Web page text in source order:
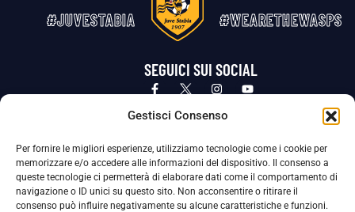
Gestisci Consenso
Per fornire le migliori esperienze, utilizziamo tecnologie come i cookie per
memorizzare e/o accedere alle informazioni del dispositivo. Il consenso a
queste tecnologie ci permetterà di elaborare dati come il comportamento di
navigazione o ID unici su questo sito. Non acconsentire o ritirare il
consenso può influire negativamente su alcune caratteristiche e funzioni.
#JUVESTABIA #WEARETHEWASPS
SEGUICI SUI SOCIAL
Privacy Policy Cookie Policy
La Società ha nominato il Responsabile della Protezione dei Dati Personali (DPO), figura specializzata che vigila sulle modalità
adottate dalla nostra Società per tutelare i Suoi dati personali.
Per contattare il DPO può scrivere a